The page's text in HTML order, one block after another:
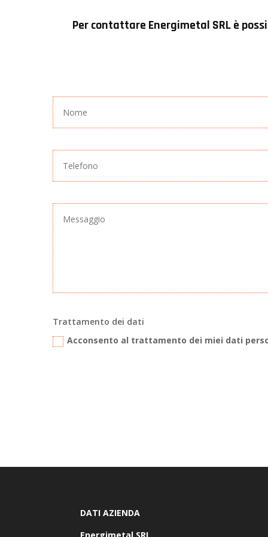
Per contattare Energimetal SRLè
Trattamento dei dati
Acconsento al trattamento dei miei dati
DATI AZIENDA
Energimetal SRL